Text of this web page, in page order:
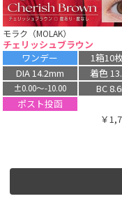
モラク（MOLAK）
チェリッシュブラウン
ワンデー
1箱10
DIA 14.2mm
着色
±0.00〜-10.00
BC
ポスト投函
￥